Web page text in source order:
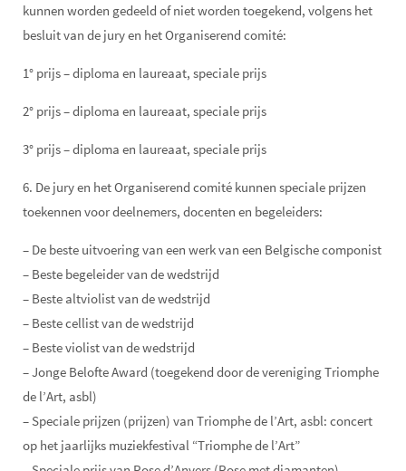
kunnen worden gedeeld of niet worden toegekend, volgens het
besluit van de jury en het Organiserend comité:
1° prijs – diploma en laureaat, speciale prijs
2° prijs – diploma en laureaat, speciale prijs
3° prijs – diploma en laureaat, speciale prijs
6. De jury en het Organiserend comité kunnen speciale prijzen
toekennen voor deelnemers, docenten en begeleiders:
– De beste uitvoering van een werk van een Belgische componist
– Beste begeleider van de wedstrijd
– Beste altviolist van de wedstrijd
– Beste cellist van de wedstrijd
– Beste violist van de wedstrijd
– Jonge Belofte Award (toegekend door de vereniging Triomphe
de l’Art, asbl)
– Speciale prijzen (prijzen) van Triomphe de l’Art, asbl: concert
op het jaarlijks muziekfestival “Triomphe de l’Art”